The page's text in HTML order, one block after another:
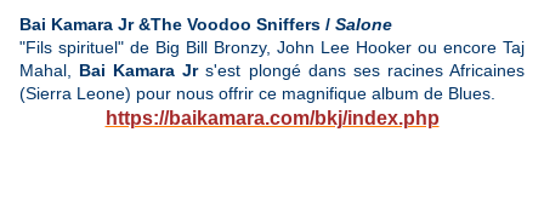
Bai Kamara Jr &The Voodoo Sniffers / Salone
"Fils spirituel" de Big Bill Bronzy, John Lee Hooker ou encore Taj
Mahal, Bai Kamara Jrs'est plongé dans ses racines Africaines
(Sierra Leone) pour nous offrir ce magnifique album de Blues.
https://baikamara.com/bkj/index.php